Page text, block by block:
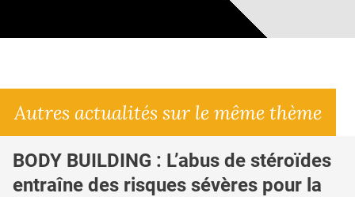
Autres actualités sur le même thème
BODY BUILDING : L’abus de stéroïdes
entraîne des risques sévères pour la